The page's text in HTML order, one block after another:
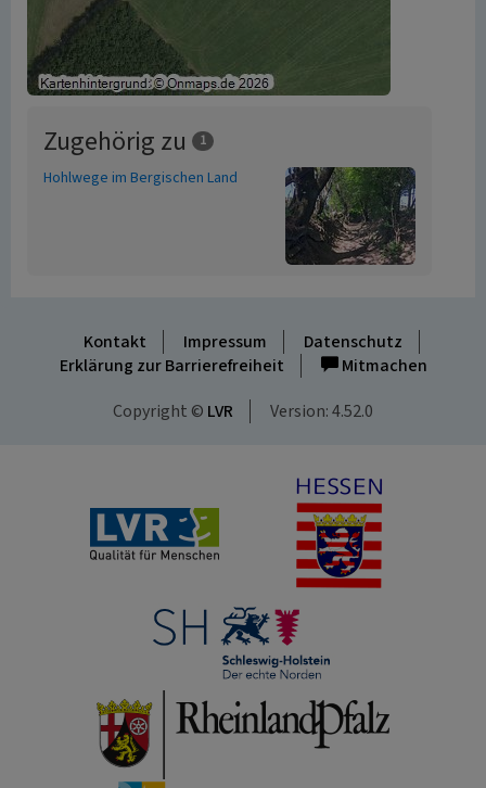
Zugehörig zu 1
Hohlwege im Bergischen Land
Kontakt Impressum
Datenschutz
Erklärung zur Barrierefreiheit
Mitmachen
Copyright © LVR Version: 4.52.0